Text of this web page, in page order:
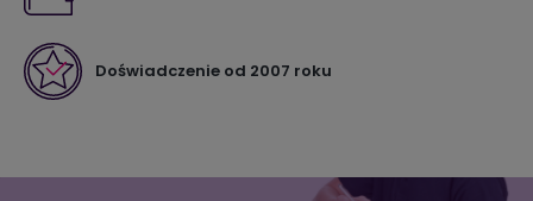
Doświadczenie od 2007 roku